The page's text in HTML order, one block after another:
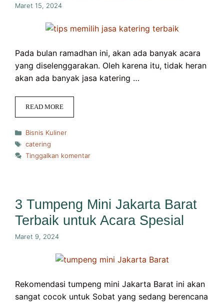
Maret 15, 2024
Pada bulan ramadhan ini, akan ada banyak acara
yang diselenggarakan. Oleh karena itu, tidak heran
akan ada banyak jasa katering …
READ MORE
Kategori
Bisnis Kuliner
Tag
catering
Tinggalkan komentar
3 Tumpeng Mini Jakarta Barat
Terbaik untuk Acara Spesial
Maret 9, 2024
Rekomendasi tumpeng mini Jakarta Barat ini akan
sangat cocok untuk Sobat yang sedang berencana